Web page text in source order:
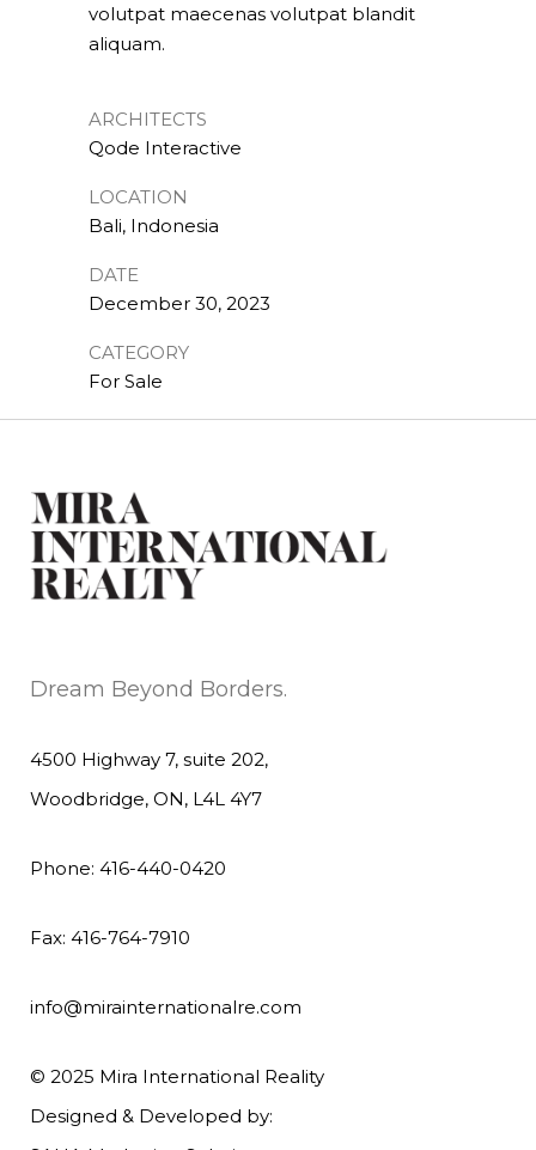
volutpat maecenas volutpat blandit
aliquam.
ARCHITECTS
Qode Interactive
LOCATION
Bali, Indonesia
DATE
December 30, 2023
CATEGORY
For Sale
Dream Beyond Borders.
4500 Highway 7, suite 202,
Woodbridge, ON, L4L 4Y7
Phone: 416-440-0420
Fax: 416-764-7910
info@mirainternationalre.com
© 2025 Mira International Reality
Designed & Developed by: